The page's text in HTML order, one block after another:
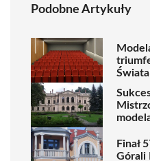
Podobne Artykuły
Finał
Górali